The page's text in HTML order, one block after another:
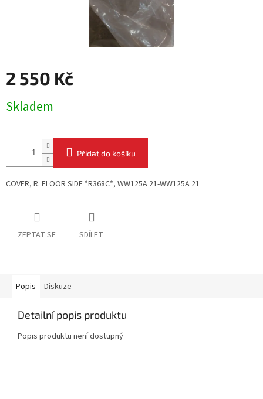
2 550 Kč
cena:
Skladem
Přidat do košíku
COVER, R. FLOOR SIDE *R368C*, WW125A 21-WW125A 21
ZEPTAT SE SDÍLET
Popis Diskuze
Detailní popis produktu
Popis produktu není dostupný